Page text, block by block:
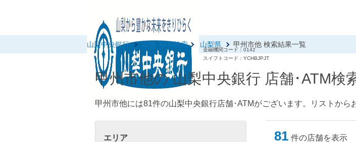
金融機関コード：0142
スイフトコード：YCHBJPJT
山梨中央銀行 店舗･ATM検索 山梨県 甲州市他 検索結果一覧
甲州市他の 山梨中央銀行 店舗･ATM検
甲州市他には81件の山梨中央銀行店舗･ATMがございます。リストから
エリア 81 件の店舗を表示